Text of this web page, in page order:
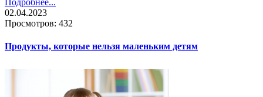
Подробнее...
02.04.2023
Просмотров: 432
Продукты, которые нельзя маленьким детям